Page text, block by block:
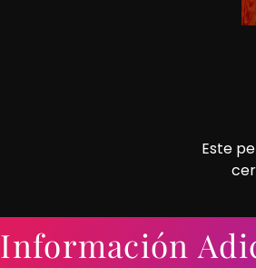
Este
Información